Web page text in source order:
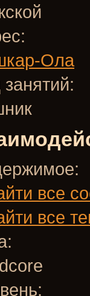
Ола
все
все